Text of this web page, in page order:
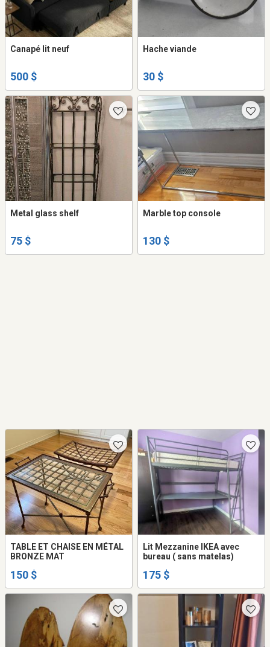
Canapé lit neuf
500 $
Hache viande
30 $
Metal glass shelf
75 $
Marble top console
130 $
TABLE ET CHAISE EN MÉTAL
BRONZE MAT
150 $
Lit Mezzanine IKEA avec
bureau ( sans matelas)
175 $